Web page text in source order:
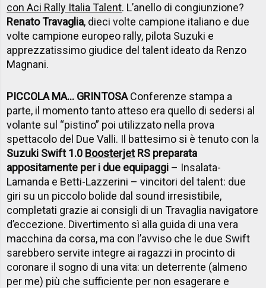
con Aci Rally Italia Talent. L’anello di congiunzione?
Renato Travaglia, dieci volte campione italiano e due
volte campione europeo rally, pilota Suzuki e
apprezzatissimo giudice del talent ideato da Renzo
Magnani.
PICCOLA MA… GRINTOSAConferenze stampa a
parte, il momento tanto atteso era quello di sedersi al
volante sul “pistino” poi utilizzato nella prova
spettacolo del Due Valli. Il battesimo si è tenuto con la
Suzuki Swift 1.0 BoosterjetRS preparata
appositamente per i due equipaggi – Insalata-
Lamanda e Betti-Lazzerini – vincitori del talent: due
giri su un piccolo bolide dal sound irresistibile,
completati grazie ai consigli di un Travaglia navigatore
d’eccezione. Divertimento sì alla guida di una vera
macchina da corsa, ma con l’avviso che le due Swift
sarebbero servite integre ai ragazzi in procinto di
coronare il sogno di una vita: un deterrente (almeno
per me) più che sufficiente per non esagerare e